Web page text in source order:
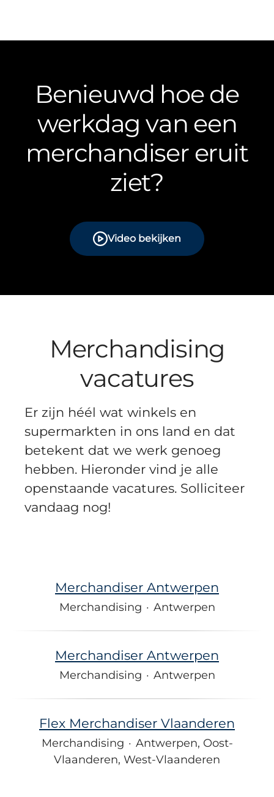
Benieuwd hoe de
werkdag van een
merchandiser eruit
ziet?
Video bekijken
Merchandising
vacatures
Er zijn héél wat winkels en
supermarkten in ons land en dat
betekent dat we werk genoeg
hebben. Hieronder vind je alle
openstaande vacatures. Solliciteer
vandaag nog!
Merchandiser Antwerpen
Merchandising · Antwerpen
Merchandiser Antwerpen
Merchandising · Antwerpen
Flex Merchandiser Vlaanderen
Merchandising · Antwerpen, Oost-
Vlaanderen, West-Vlaanderen